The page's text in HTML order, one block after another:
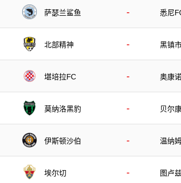
萨瑟兰鲨鱼 - 悉尼
北部精神 -
黑镇
堪培拉FC - 奥康
莫纳洛黑豹 - 贝尔
伊斯顿沙伯 - 温纳
埃尔切 - 图卢